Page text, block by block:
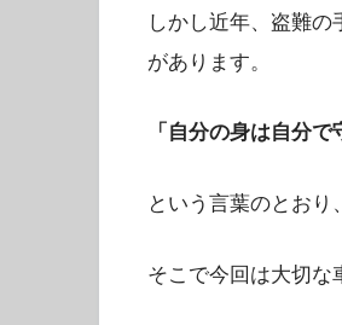
しかし近年、盗難
があります。
「自分の身は自分で
という言葉のとおり
そこで今回は大切な